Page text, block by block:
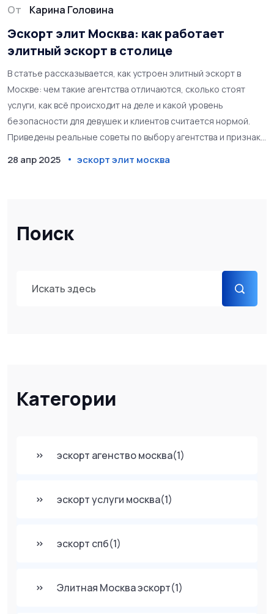
Поиск
Категории
эскорт агенство москва(1)
эскорт услуги москва(1)
эскорт спб(1)
Элитная Москва эскорт(1)
От Карина Головина
Эскорт элит Москва: как работает
элитный эскорт в столице
В статье рассказывается, как устроен элитный эскорт в
Москве: чем такие агентства отличаются, сколько стоят
услуги, как всё происходит на деле и какой уровень
безопасности для девушек и клиентов считается нормой.
Приведены реальные советы по выбору агентства и признаки
элитного эскорта и приводятся неожиданные факты из
28 апр 2025 эскорт элит москва